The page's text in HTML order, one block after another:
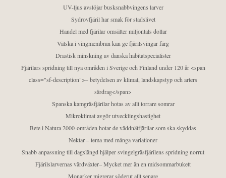
UV-ljus avslöjar busksnabbvingens larver
Sydrovfjäril har smak för stadslivet
Handel med fjärilar omsätter miljontals dollar
Vätska i vingmembran kan ge fjärilsvingar färg
Drastisk minskning av danska habitatspecialister
Fjärilars spridning till nya områden i Sverige och Finland under 120 år <span
class="sf-description">– betydelsen av klimat, landskapstyp och arters
särdrag</span>
Spanska kamgräsfjärilar hotas av allt torrare somrar
Mikroklimat avgör utvecklingshastighet
Bete i Natura 2000-områden hotar de väddnätfjärilar som ska skyddas
Nektar – tema med många variationer
Snabb anpassning till dagslängd hjälper svingelgräsfjärilens spridning norrut
Fjärilslarvernas värdväxter– Mycket mer än en midsommarbukett
Monarker migrerar söderut allt senare